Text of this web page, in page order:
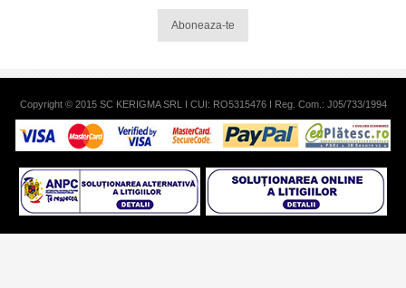
Aboneaza-te
Copyright © 2015 SC KERIGMA SRL I CUI: RO5315476 I Reg. Com.: J05/733/1994